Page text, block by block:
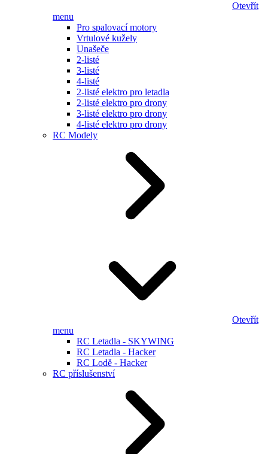
Otevřít
menu
Pro spalovací motory
Vrtulové kužely
Unašeče
2-listé
3-listé
4-listé
2-listé elektro pro letadla
2-listé elektro pro drony
3-listé elektro pro drony
4-listé elektro pro drony
RC Modely
Otevřít
menu
RC Letadla - SKYWING
RC Letadla - Hacker
RC Lodě - Hacker
RC příslušenství